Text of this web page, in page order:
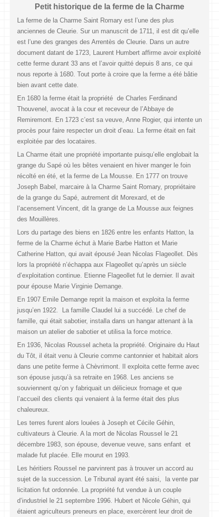
Petit historique de la ferme de la Charme
La ferme de la Charme Saint Romary est l’une des plus
anciennes de Cleurie. Sur un manuscrit de 1711, il est dit qu’elle
est l’une des granges des Arrentès de Cleurie. Dans un autre
document datant de 1723, Laurent Humbert affirme avoir exploité
cette ferme durant 33 ans et l’avoir quitté depuis 8 ans, ce qui
nous reporte à 1680. Tout porte à croire que la ferme a été bâtie
bien avant cette date.
En 1680 la ferme était la propriété de Charles Ferdinand
Thouvenel, avocat à la cour et receveur de l’Abbaye de
Remiremont. En 1723 c’est sa veuve, Anne Rogier, qui intente un
procès pour faire respecter un droit d’eau. La ferme était en fait
exploitée par des locataires.
La Charme était une propriété importante puisqu’elle englobait la
grange du Sapé où les bêtes venaient en hiver manger le foin
récolté en été, et la ferme de La Mousse. En 1777 on trouve
Joseph Babel, marcaire à la Charme Saint Romary, propriétaire
de la grange du Sapé, autrement dit Morexard, et de
l’acensement Vincent, dit la grange de La Mousse aux feignes
des Mouillères.
Lors du partage des biens en 1826 entre les enfants Hatton, la
ferme de la Charme échut à Marie Barbe Hatton et Marie
Catherine Hatton, qui avait épousé Jean Nicolas Flageollet. Dès
lors la propriété n’échappa aux Flageollet qu’après un siècle
d’exploitation continue. Etienne Flageollet fut le dernier. Il avait
pour épouse Marie Virginie Demange.
En 1907 Emile Demange reprit la maison et exploita la ferme
jusqu’en 1922. La famille Claudel lui a succédé. Le chef de
famille, qui était sabotier, installa dans un hangar attenant à la
maison un atelier de sabotier et utilisa la force motrice.
En 1936, Nicolas Roussel acheta la propriété. Originaire du Haut
du Tôt, il était venu à Cleurie comme cantonnier et habitait alors
dans une petite ferme à Chèvrimont. Il exploita cette ferme avec
son épouse jusqu’à sa retraite en 1968. Les anciens se
souviennent qu’on y fabriquait un délicieux fromage et que
l’accueil des clients qui venaient à la ferme était des plus
chaleureux.
Les terres furent alors louées à Joseph et Cécile Géhin,
cultivateurs à Cleurie. A la mort de Nicolas Roussel le 21
décembre 1983, son épouse, devenue veuve, sans enfant et
malade fut placée. Elle mourut en 1993.
Les héritiers Roussel ne parvinrent pas à trouver un accord au
sujet de la succession. Le Tribunal ayant été saisi, la vente par
licitation fut ordonnée. La propriété fut vendue à un couple
d’industriel le 21 septembre 1996. Hubert et Nicole Géhin, qui
étaient agriculteurs preneurs en place, exercèrent leur droit de